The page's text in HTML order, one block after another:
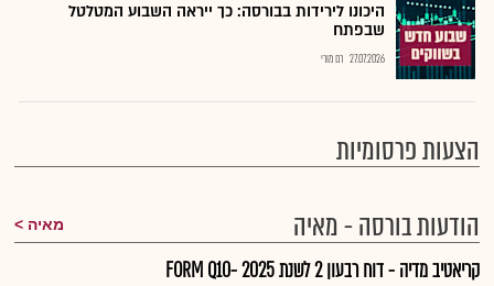
היכונו לירידות בבורסה: כך ייראה השבוע המטלטל
שבפתח
27.07.2026 רם מורי
הצעות פרסומיות
הודעות בורסה - מאיה
מאיה
קריאטיב מדיה - דוח רבעון 2 לשנת 2025 -FORM Q10